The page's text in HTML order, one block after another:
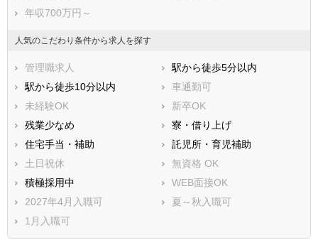
年収700万円～
人気のこだわり条件から求人を探す
管理職求人
駅から徒歩5分以内
駅から徒歩10分以内
車通勤可
未経験OK
新卒OK
残業少なめ
寮・借り上げ
住宅手当・補助
託児所・育児補助
土日祝休
無資格 OK
積極採用中
WEB面接OK
2027年4月入職可
夏～秋入職可
1月入職可